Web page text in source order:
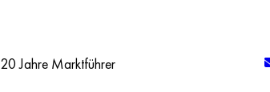
20 Jahre Marktführer